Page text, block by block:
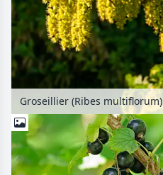
Groseillier (Ribes multiflorum)